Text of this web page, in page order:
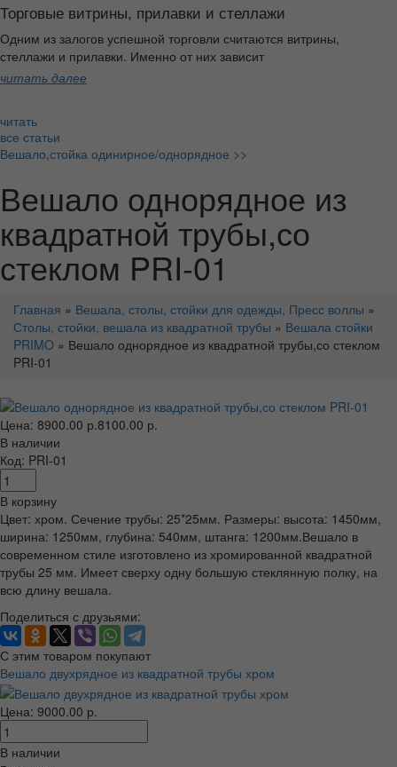
Торговые витрины, прилавки и стеллажи
Одним из залогов успешной торговли считаются витрины,
стеллажи и прилавки. Именно от них зависит
читать далее
читать
все статьи
Вешало,стойка одинирное/однорядное >>
Вешало однорядное из
квадратной трубы,со
стеклом PRI-01
Главная » Вешала, столы, стойки для одежды, Пресс воллы »
Столы, стойки, вешала из квадратной трубы » Вешала стойки
PRIMO » Вешало однорядное из квадратной трубы,со стеклом
PRI-01
Цена: 8900.00 р.8100.00 р.
В наличии
Код: PRI-01
В корзину
Цвет: хром. Сечение трубы: 25*25мм. Размеры: высота: 1450мм,
ширина: 1250мм, глубина: 540мм, штанга: 1200мм.Вешало в
современном стиле изготовлено из хромированной квадратной
трубы 25 мм. Имеет сверху одну большую стеклянную полку, на
всю длину вешала.
Поделиться с друзьями:
С этим товаром покупают
Вешало двухрядное из квадратной трубы хром
Цена: 9000.00 р.
В наличии